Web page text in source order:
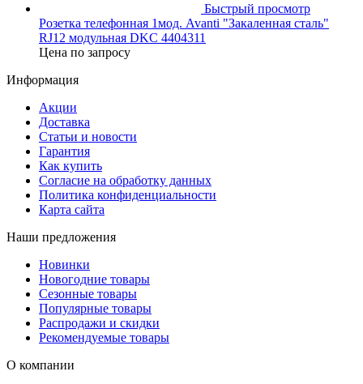
Быстрый просмотр
Розетка телефонная 1мод. Avanti "Закаленная сталь"
RJ12 модульная DKC 4404311
Цена по запросу
Информация
Акции
Доставка
Статьи и новости
Гарантия
Как купить
Согласие на обработку данных
Политика конфиденциальности
Карта сайта
Наши предложения
Новинки
Новогодние товары
Сезонные товары
Популярные товары
Распродажи и скидки
Рекомендуемые товары
О компании